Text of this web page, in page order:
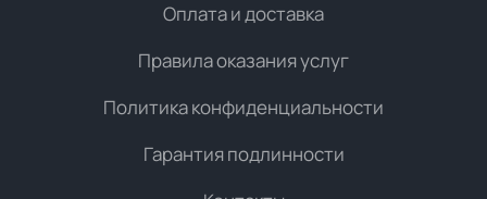
Оплата и доставка
Правила оказания услуг
Политика конфиденциальности
Гарантия подлинности